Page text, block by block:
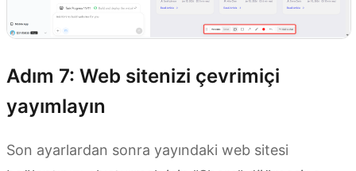
Adım 7: Web sitenizi çevrimiçi
yayımlayın
Son ayarlardan sonra yayındaki web sitesi